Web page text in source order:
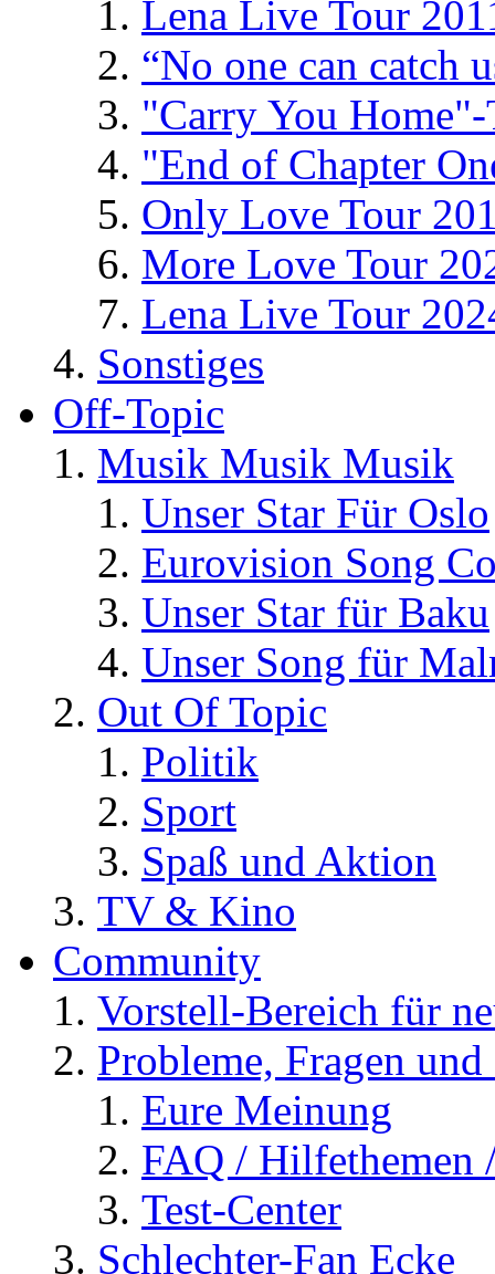
Lena Live Tour
“No one can catch
"Carry You
"End of Chapter
Only Love Tour
More Love Tour
Lena Live Tour
Sonstiges
Off-Topic
Musik Musik Musik
Unser Star Für Oslo
Eurovision Song
Unser Star für Baku
Unser Song für
Out Of Topic
Politik
Sport
Spaß und Aktion
TV & Kino
Community
Vorstell-Bereich für
Probleme, Fragen
Eure Meinung
FAQ / Hilfethemen
Test-Center
Schlechter-Fan Ecke